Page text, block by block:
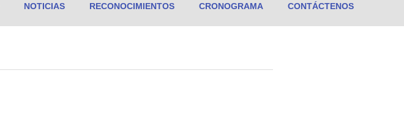
NOTICIAS RECONOCIMIENTOS CRONOGRAMA CONTÁCTENOS